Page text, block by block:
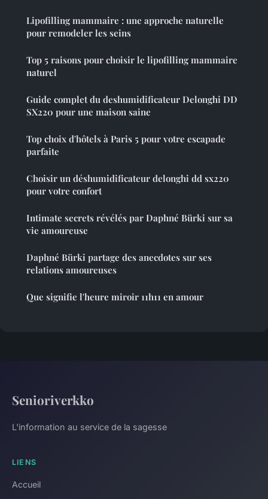
Lipofilling mammaire : une approche naturelle
pour remodeler les seins
Top 5 raisons pour choisir le lipofilling mammaire
naturel
Guide complet du deshumidificateur Delonghi DD
SX220 pour une maison saine
Top choix d'hôtels à Paris 5 pour votre escapade
parfaite
Choisir un déshumidificateur delonghi dd sx220
pour votre confort
Intimate secrets révélés par Daphné Bürki sur sa
vie amoureuse
Daphné Bürki partage des anecdotes sur ses
relations amoureuses
Que signifie l'heure miroir 11h11 en amour
Senioriverkko
L'information au service de la sagesse
LIENS
Accueil